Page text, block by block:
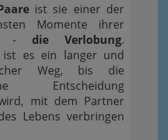
ist sie einer der
Momente ihrer
- die Verlobung.
ist es ein langer und
Weg, bis die
Entscheidung
mit dem Partner
Lebens verbringen